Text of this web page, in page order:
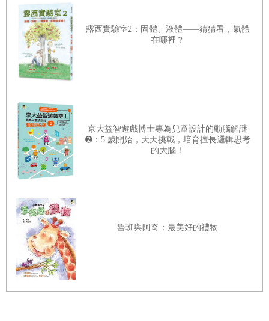
露西實驗室2：固體、液體——猜猜看，氣體
在哪裡？
京大益智遊戲博士專為兒童設計的動腦解謎
➋：5 歲開始，天天挑戰，培育擅長邏輯思考
的大腦！
魯班與阿奇：最美好的禮物